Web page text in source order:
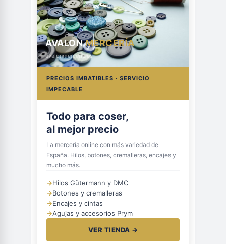
AVALONMERCERÍA
avalonmerceria.es
PRECIOS IMBATIBLES · SERVICIO
IMPECABLE
Todo para coser,
al mejor precio
La mercería online con más variedad de
España. Hilos, botones, cremalleras, encajes y
mucho más.
→Hilos Gütermann y DMC
→Botones y cremalleras
→Encajes y cintas
→Agujas y accesorios Prym
VER TIENDA →